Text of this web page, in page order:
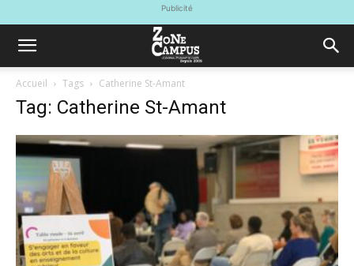
Publicité
Accueil Tags Catherine St-Amant
Tag: Catherine St-Amant